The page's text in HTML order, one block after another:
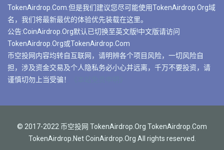
TokenAirdrop.Com.但是我们建议您尽可能使用TokenAirdrop.Org域
名，我们将最新最优的体验优先装载在这里。
公告:CoinAirdrop.Org默认已切换至英文版!中文版请访问
TokenAirdrop.Org或TokenAirdrop.Com
币空投网内容均转自互联网，请明辨各个项目风险，一切风险自
担，涉及资金交易及个人隐私务必小心并远离，千万不要投资，请
谨慎切勿上当受骗！
© 2017-2022 币空投网 TokenAirdrop.Org TokenAirdrop.Com
TokenAirdrop.Net CoinAirdrop.Org All rights reserved.